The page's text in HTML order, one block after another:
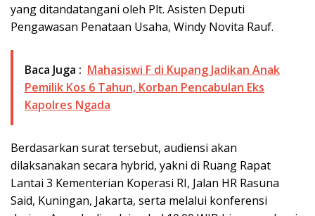
yang ditandatangani oleh Plt. Asisten Deputi
Pengawasan Penataan Usaha, Windy Novita Rauf.
Baca Juga : Mahasiswi F di Kupang Jadikan Anak
Pemilik Kos 6 Tahun, Korban Pencabulan Eks
Kapolres Ngada
Berdasarkan surat tersebut, audiensi akan
dilaksanakan secara hybrid, yakni di Ruang Rapat
Lantai 3 Kementerian Koperasi RI, Jalan HR Rasuna
Said, Kuningan, Jakarta, serta melalui konferensi